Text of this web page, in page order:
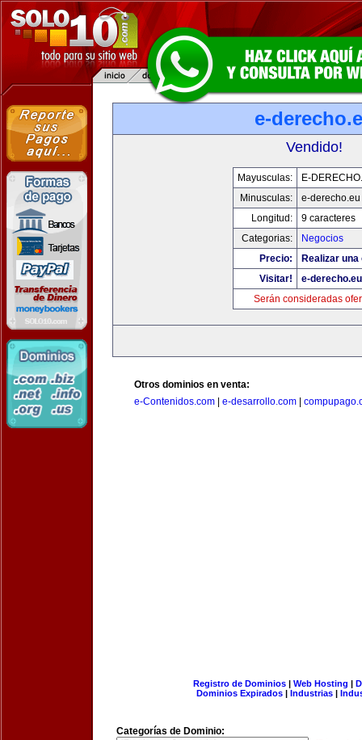
e-
Vendido!
Mayusculas:
E-
Minusculas:
e-derecho.eu
Longitud:
9 caracteres
Categorias:
Negocios
Precio:
Realizar
Visitar!
e-derecho.eu
Serán consideradas
Otros dominios en venta:
e-Contenidos.com
e-desarrollo.com
Registro de Dominios| Web Hosting |
Dominios Expirados | Industrias |
Categorías de Dominio: